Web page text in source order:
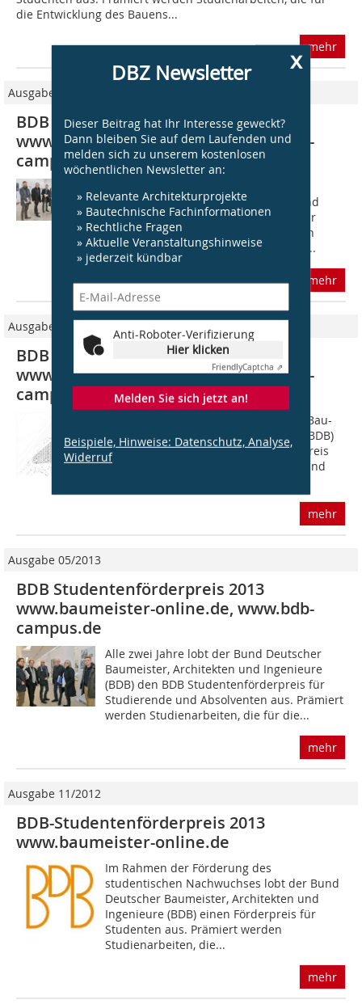
x
DBZ Newsletter
Dieser Beitrag hat Ihr Interesse geweckt?
Dann bleiben Sie auf dem Laufenden und
melden sich zu unserem kostenlosen
wöchentlichen Newsletter an:
» Relevante Architekturprojekte
» Bautechnische Fachinformationen
» Rechtliche Fragen
» Aktuelle Veranstaltungshinweise
» jederzeit kündbar
Anti-Roboter-Verifizierung
Hier klicken
FriendlyCaptcha ⇗
Melden Sie sich jetzt an!
Beispiele, Hinweise: Datenschutz, Analyse,
Widerruf
die Entwicklung des Bauens...
mehr
Ausgabe 05/2015
BDB Studentenförderpreis 2015
www.baumeister-online.de, www.bdb-
campus.de
Deutscher Baumeister, Architekten und
Ingen­ieure (BDB) einen Förderpreis für
Studenten aus. Alle zwei Jahre werden
Studienarbeiten prämiert, die für die...
mehr
Ausgabe 05/2017
BDB Studentenförderpreis 2017
www.baumeister-online.de, www.bdb-
campus.de
Traditionell lobt der Bund Deutscher Bau-
meister, Architekten und Ingenieure (BDB)
alle zwei Jahre den Studentenförderpreis
aus. Auch dieses Jahr (zum 19. Mal) fand
mehr
Ausgabe 05/2013
BDB Studentenförderpreis 2013
www.baumeister-online.de, www.bdb-
campus.de
Alle zwei Jahre lobt der Bund Deutscher
Baumeister, Architekten und Ingenieure
(BDB) den BDB Studentenförderpreis für
Studierende und Absolventen aus. Prämiert
werden Studienarbeiten, die für die...
mehr
Ausgabe 11/2012
BDB-Studentenförderpreis 2013
www.baumeister-online.de
Im Rahmen der Förderung des
studentischen Nachwuchses lobt der Bund
Deutscher Baumeister, Architekten und
Ingenieure (BDB) einen Förderpreis für
Studenten aus. Prämiert werden
Studienarbeiten, die...
mehr